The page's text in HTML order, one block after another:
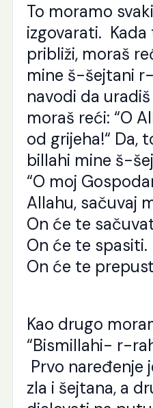
To moramo
izgovarati. Kada
približi, moraš
mine š-šejtani
navodi da
moraš reći: “O
od grijeha!“ Da,
billahi mine š-
“O moj
Allahu, sačuvaj
On će te
On će te
On će te
Kao drugo
“Bismillahi- r-
Prvo naređenje
zla i šejtana, a